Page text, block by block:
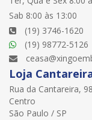
Sab 8:00 às 13:00
(19) 3746-1620
(19) 98772-5126
Loja
Rua da Cantareira, 98
Centro
São Paulo / SP